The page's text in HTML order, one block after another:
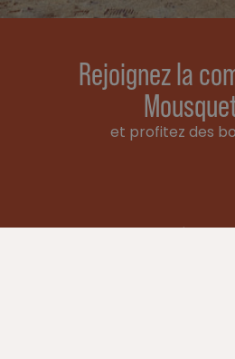
Rejoignez la
et profitez des